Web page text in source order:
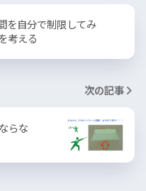
を自分で制限してみ
考える
次の記事
らな